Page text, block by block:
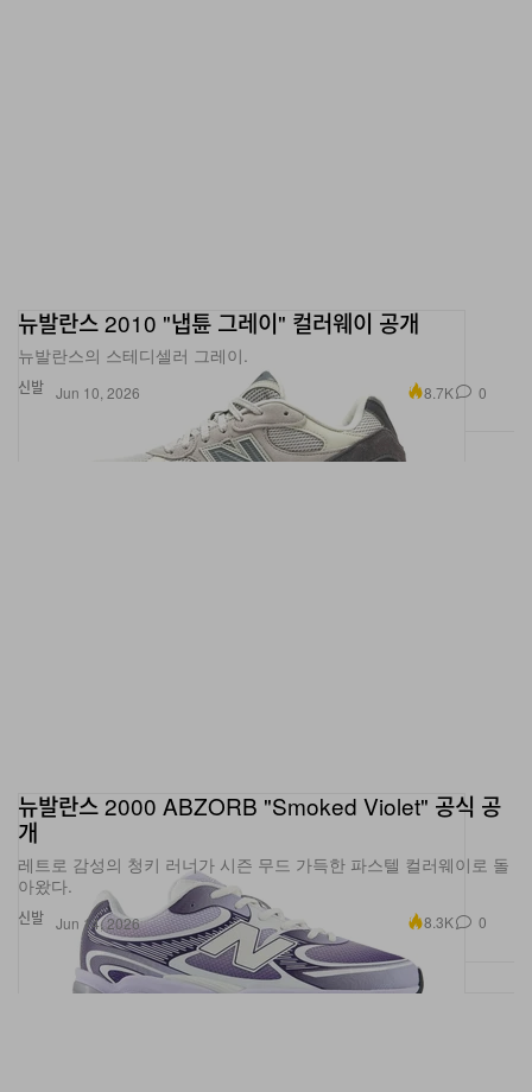
신발
뉴발란스 2010 "냅튠 그레이" 컬러웨이 공개
뉴발란스의 스테디셀러 그레이.
Jun 10, 2026 8.7K 0
신발
뉴발란스 2000 ABZORB "Smoked Violet" 공식 공
개
레트로 감성의 청키 러너가 시즌 무드 가득한 파스텔 컬러웨이로 돌
아왔다.
Jun 14, 2026 8.3K 0